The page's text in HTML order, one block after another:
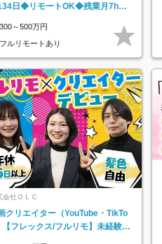
日◆リモートOK◆残業月7h以
300～500万円
フルリモートあり
会社ＯＬＣ
クリエイター（YouTube・TikTo
フレックス/フルリモ】未経験O